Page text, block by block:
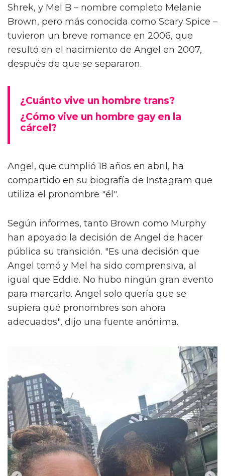
Shrek, y Mel B – nombre completo Melanie
Brown, pero más conocida como Scary Spice –
tuvieron un breve romance en 2006, que
resultó en el nacimiento de Angel en 2007,
después de que se separaron.
¿Cuánto vive un hombre trans?
¿Cómo vive un hombre gay en la
cárcel?
Angel, que cumplió 18 años en abril, ha
compartido en su biografía de Instagram que
utiliza el pronombre "él".
Según informes, tanto Brown como Murphy
han apoyado la decisión de Angel de hacer
pública su transición. "Es una decisión que
Angel tomó y Mel ha sido comprensiva, al
igual que Eddie. No hubo ningún gran evento
para marcarlo. Angel solo quería que se
supiera qué pronombres son ahora
adecuados", dijo una fuente anónima.